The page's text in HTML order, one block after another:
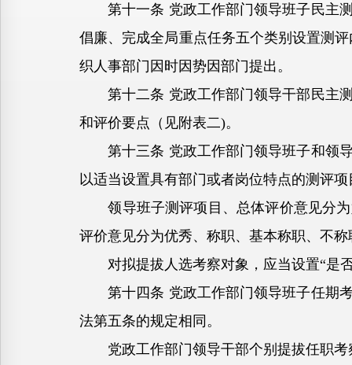
第十一条 党政工作部门领导班子民主测
倡廉、完成全局重点任务五个类别设置测
织人事部门因时因势因部门提出。
第十二条 党政工作部门领导干部民主测
和评价要点（见附表二)。
第十三条 党政工作部门领导班子和领导
以适当设置具有部门或者岗位特点的测评项
领导班子测评项目、总体评价意见分为
评价意见分为优秀、称职、基本称职、不称
对拟提拔人选考察对象，应当设置“是
第十四条 党政工作部门领导班子任期考
法第五条的规定相同。
党政工作部门领导干部个别提拔任职考